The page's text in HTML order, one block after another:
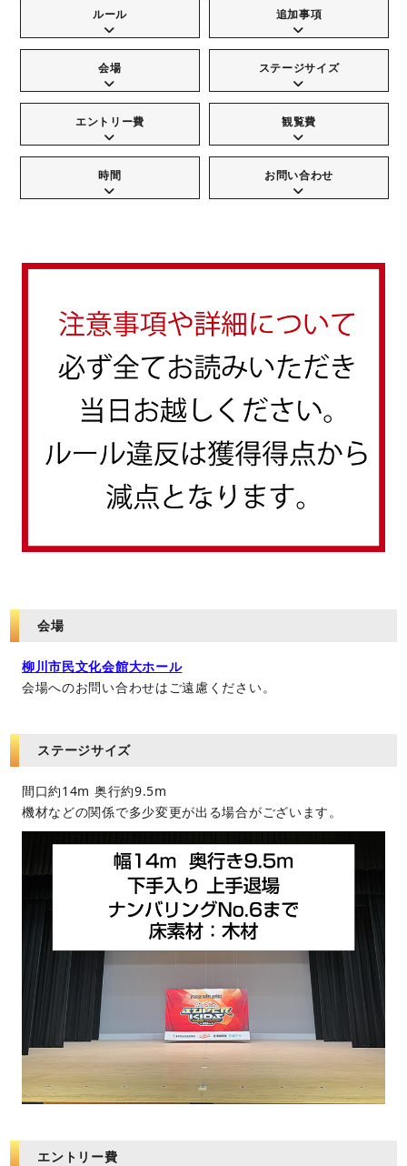
ルール 追加事項
会場 ステージサイズ
エントリー費 観覧費
時間 お問い合わせ
会場
柳川市民文化会館大ホール
会場へのお問い合わせはご遠慮ください。
ステージサイズ
間口約14m 奥行約9.5m
機材などの関係で多少変更が出る場合がございます。
エントリー費